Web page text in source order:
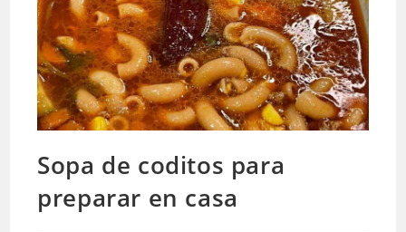
Sopa de coditos para
preparar en casa